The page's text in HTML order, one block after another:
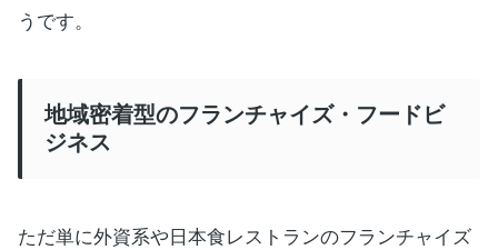
うです。
地域密着型のフランチャイズ・フードビ
ジネス
ただ単に外資系や日本食レストランのフランチャイズ